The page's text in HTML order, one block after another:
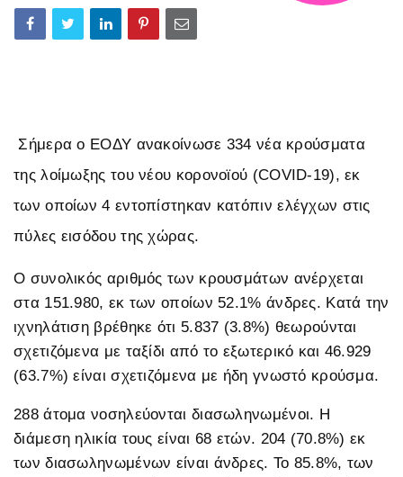
Σήμερα ο ΕΟΔΥ ανακοίνωσε 334 νέα κρούσματα
της λοίμωξης του νέου κορονοϊού (COVID-19), εκ
των οποίων 4 εντοπίστηκαν κατόπιν ελέγχων στις
πύλες εισόδου της χώρας.
Ο συνολικός αριθμός των κρουσμάτων ανέρχεται
στα 151.980, εκ των οποίων 52.1% άνδρες. Κατά την
ιχνηλάτιση βρέθηκε ότι 5.837 (3.8%) θεωρούνται
σχετιζόμενα με ταξίδι από το εξωτερικό και 46.929
(63.7%) είναι σχετιζόμενα με ήδη γνωστό κρούσμα.
288 άτομα νοσηλεύονται διασωληνωμένοι. Η
διάμεση ηλικία τους είναι 68 ετών. 204 (70.8%) εκ
των διασωληνωμένων είναι άνδρες. To 85.8%, των